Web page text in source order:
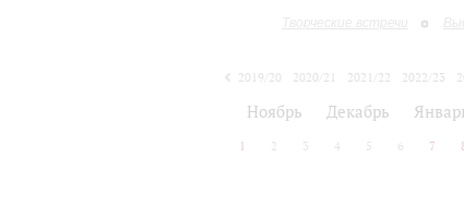
Творческие встречи
2019/20 2020/21 2021/22 2022/23
Ноябрь Декабрь
1 2 3 4 5 6 7